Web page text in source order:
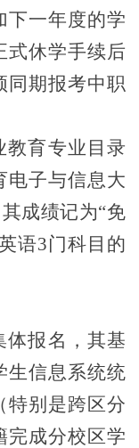
下一年度的学
式休学手续后
同期报考中职
教育专业目录
电子与信息大
成绩记为“免
语3门科目的
体报名，其基
生信息系统统
特别是跨区分
完成分校区学